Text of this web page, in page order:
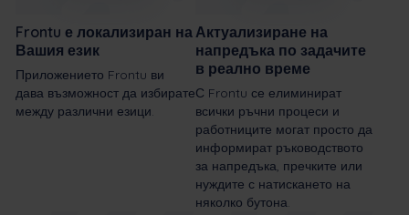
Frontu е локализиран на
Вашия език
Приложението Frontu ви
дава възможност да избирате
между различни езици.
Актуализиране на
напредъка по задачите
в реално време
С Frontu се елиминират
всички ръчни процеси и
работниците могат просто да
информират ръководството
за напредъка, пречките или
нуждите с натискането на
няколко бутона.